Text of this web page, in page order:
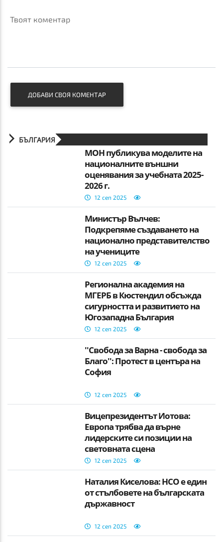
Твоят коментар
ДОБАВИ СВОЯ КОМЕНТАР
БЪЛГАРИЯ
МОН публикува моделите на
националните външни
оценявания за учебната 2025-
2026 г.
12 сеп 2025
Министър Вълчев:
Подкрепяме създаването на
национално представителство
на учениците
12 сеп 2025
Регионална академия на
МГЕРБ в Кюстендил обсъжда
сигурността и развитието на
Югозападна България
12 сеп 2025
''Свобода за Варна - свобода за
Благо'': Протест в центъра на
София
12 сеп 2025
Вицепрезидентът Йотова:
Европа трябва да върне
лидерските си позиции на
световната сцена
12 сеп 2025
Наталия Киселова: НСО е един
от стълбовете на българската
държавност
12 сеп 2025